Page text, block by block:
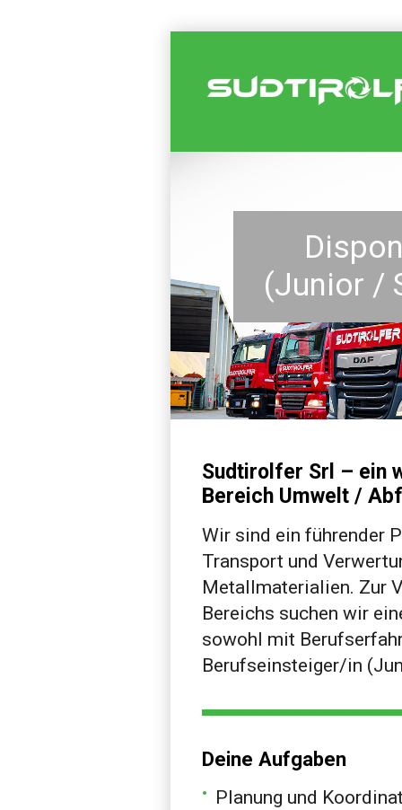
(Junior /
Sudtirolfer Srl – ein
Bereich Umwelt /
Wir sind ein führender
Transport und
Metallmaterialien. Zur
Bereichs suchen wir
sowohl mit
Berufseinsteiger/in
Deine Aufgaben
Planung und